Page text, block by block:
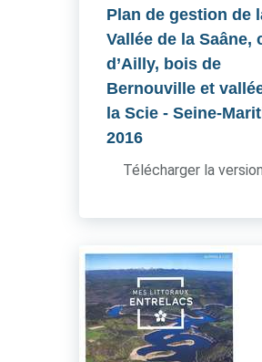
Plan de gestion de
Vallée de la Saâne,
d’Ailly, bois de
Bernouville et
la Scie - Seine-
2016
Télécharger la